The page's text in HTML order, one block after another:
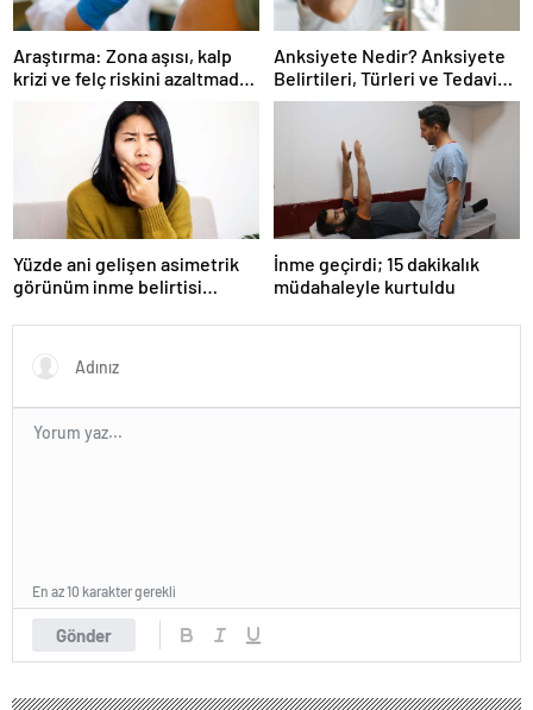
Araştırma: Zona aşısı, kalp
krizi ve felç riskini azaltmada
Anksiyete Nedir? Anksiyete
Belirtileri, Türleri ve Tedavi
Yöntemleri Nelerdir?
Yüzde ani gelişen asimetrik
görünüm inme belirtisi
İnme geçirdi; 15 dakikalık
müdahaleyle kurtuldu
Gönder
En az 10 karakter gerekli